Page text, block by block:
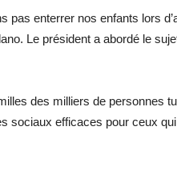
pas enterrer nos enfants lors
Le président a abordé le
des milliers de personnes
sociaux efficaces pour ceux